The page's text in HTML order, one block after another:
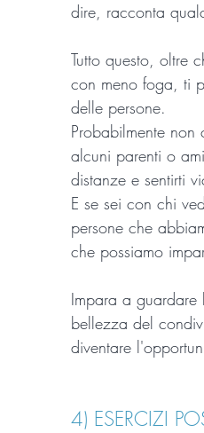
dire, racconta
Tutto questo, oltre
con meno foga, ti
delle persone.
Probabilmente
alcuni parenti o
distanze e sentirti
E se sei con chi
persone che
che possiamo
Impara a
bellezza del
diventare
4) ESERCIZI